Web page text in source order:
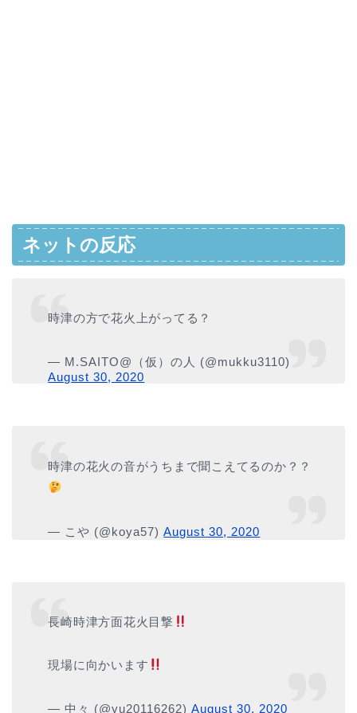
ネットの反応
時津の方で花火上がってる？
— M.SAITO@（仮）の人 (@mukku3110)
August 30, 2020
時津の花火の音がうちまで聞こえてるのか？？
— こや (@koya57)August 30, 2020
長崎時津方面花火目撃
現場に向かいます
— 中々 (@yu20116262)August 30, 2020